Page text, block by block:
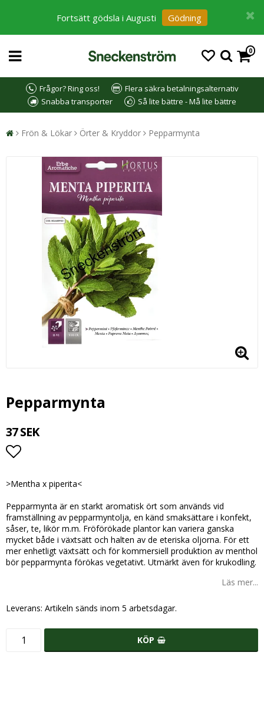
Fortsätt gödsla i Augusti Gödning
0
Frågor? Ring oss!
Flera säkra betalningsalternativ
Snabba transporter
Så lite bättre - Må lite bättre
Frön & Lökar Örter & Kryddor Pepparmynta
Pepparmynta
37 SEK
>Mentha x piperita<
Pepparmynta är en starkt aromatisk ört som används vid
framställning av pepparmyntolja, en känd smaksättare i konfekt,
såser, te, likör m.m. Fröförökade plantor kan variera ganska
mycket både i växtsätt och halten av de eteriska oljorna. För ett
mer enhetligt växtsätt och för kommersiell produktion av menthol
bör pepparmynta förökas vegetativt. Utmärkt även för krukodling.
Läs mer...
Leverans: Artikeln sänds inom 5 arbetsdagar.
KÖP